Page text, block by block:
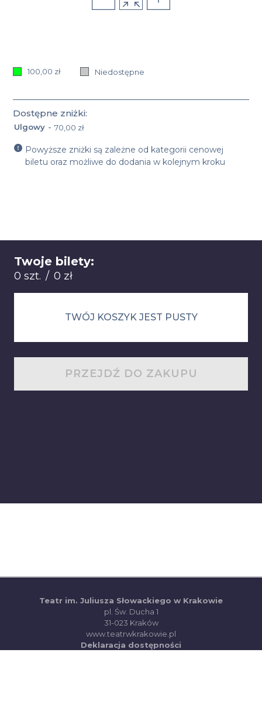
100,00 zł Niedostępne
Dostępne zniżki:
Nazwa oraz cena zniżki: Ulgowy 70,00 zł
Ulgowy - 70,00 zł
Powyższe zniżki są zależne od kategorii cenowej
biletu oraz możliwe do dodania w kolejnym kroku
Twoje bilety:
0 szt. / 0 zł
Łącznie: 0 sztuk 0 zł
TWÓJ KOSZYK JEST PUSTY
PRZEJDŹ DO ZAKUPU
Teatr im. Juliusza Słowackiego w Krakowie
pl. Św. Ducha 1
31-023 Kraków
www.teatrwkrakowie.pl
Deklaracja dostępności